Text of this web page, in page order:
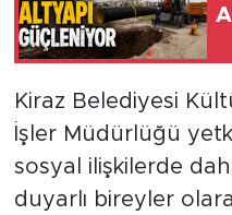
Kiraz Belediyesi
İşler Müdürlüğü
sosyal ilişkilerde
duyarlı bireyler